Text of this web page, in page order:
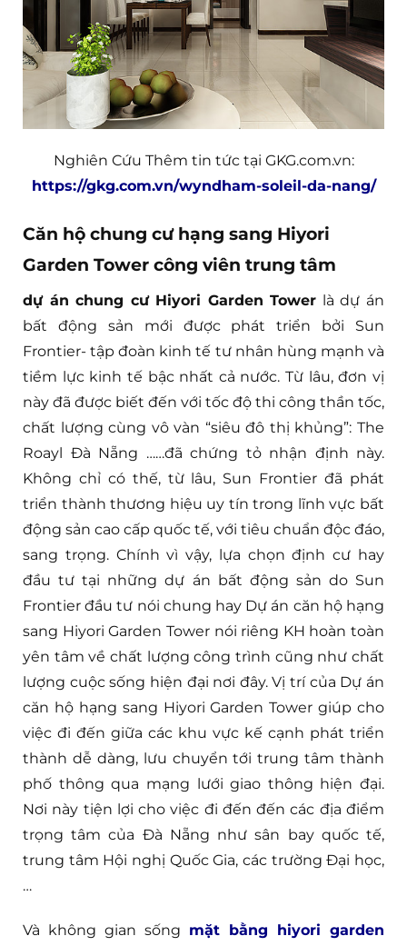
Nghiên Cứu Thêm tin tức tại GKG.com.vn:
https://gkg.com.vn/wyndham-soleil-da-nang/
Căn hộ chung cư hạng sang Hiyori
Garden Tower công viên trung tâm
dự án chung cư Hiyori Garden Tower là dự án
bất động sản mới được phát triển bởi Sun
Frontier- tập đoàn kinh tế tư nhân hùng mạnh và
tiềm lực kinh tế bậc nhất cả nước. Từ lâu, đơn vị
này đã được biết đến với tốc độ thi công thần tốc,
chất lượng cùng vô vàn “siêu đô thị khủng”: The
Roayl Đà Nẵng ……đã chứng tỏ nhận định này.
Không chỉ có thế, từ lâu, Sun Frontier đã phát
triển thành thương hiệu uy tín trong lĩnh vực bất
động sản cao cấp quốc tế, với tiêu chuẩn độc đáo,
sang trọng. Chính vì vậy, lựa chọn định cư hay
đầu tư tại những dự án bất động sản do Sun
Frontier đầu tư nói chung hay Dự án căn hộ hạng
sang Hiyori Garden Tower nói riêng KH hoàn toàn
yên tâm về chất lượng công trình cũng như chất
lượng cuộc sống hiện đại nơi đây. Vị trí của Dự án
căn hộ hạng sang Hiyori Garden Tower giúp cho
việc đi đến giữa các khu vực kế cạnh phát triển
thành dễ dàng, lưu chuyển tới trung tâm thành
phố thông qua mạng lưới giao thông hiện đại.
Nơi này tiện lợi cho việc đi đến đến các địa điểm
trọng tâm của Đà Nẵng như sân bay quốc tế,
trung tâm Hội nghị Quốc Gia, các trường Đại học,
…
Và không gian sống mặt bằng hiyori garden